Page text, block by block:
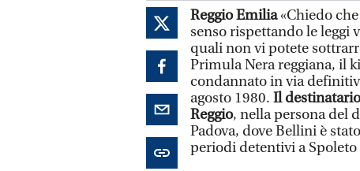
Reggio Emilia«Chiedo
senso rispettando le leggi
quali non vi potete
Primula Nera reggiana, il
condannato in via
agosto 1980. Il
Reggio, nella persona del
Padova, dove Bellini è
periodi detentivi a Spoleto